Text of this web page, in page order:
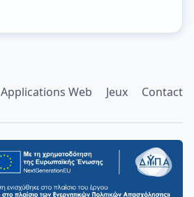
Applications Web Jeux Contact